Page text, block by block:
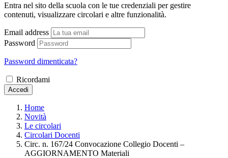
Entra nel sito della scuola con le tue credenziali per gestire
contenuti, visualizzare circolari e altre funzionalità.
Email address
Password
Password dimenticata?
Ricordami
Accedi
Home
Novità
Le circolari
Circolari Docenti
Circ. n. 167/24 Convocazione Collegio Docenti –
AGGIORNAMENTO Materiali